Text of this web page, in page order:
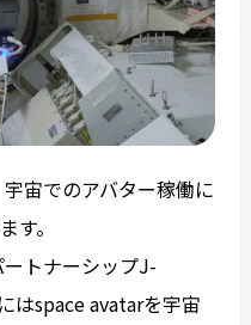
宙でのアバター稼働に
す。
トナーシップJ-
はspace avatarを宇宙